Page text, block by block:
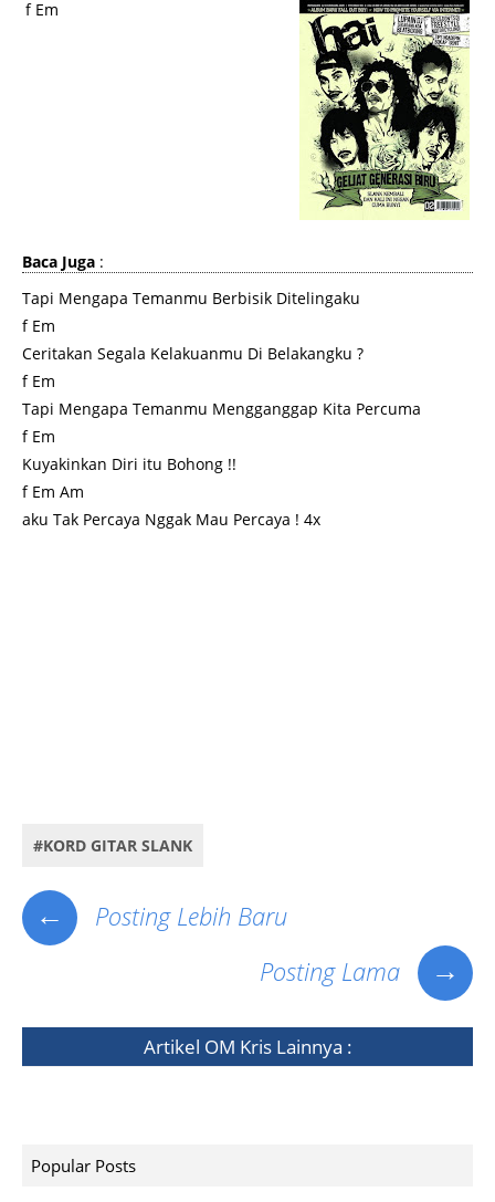
f Em
Baca Juga :
Tapi Mengapa Temanmu Berbisik Ditelingaku
f Em
Ceritakan Segala Kelakuanmu Di Belakangku ?
f Em
Tapi Mengapa Temanmu Mengganggap Kita Percuma
f Em
Kuyakinkan Diri itu Bohong !!
f Em Am
aku Tak Percaya Nggak Mau Percaya ! 4x
#KORD GITAR SLANK
←
Posting Lebih Baru
Posting Lama
→
Artikel OM KrisLainnya :
Popular Posts